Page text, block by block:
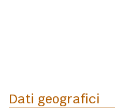
Dati geografici